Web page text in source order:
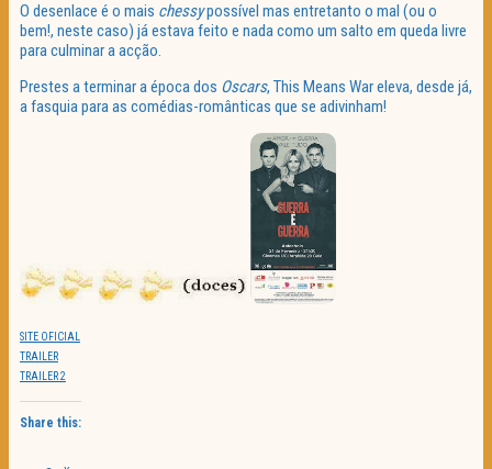
O desenlace é o mais chessypossível mas entretanto o mal (ou o
bem!, neste caso) já estava feito e nada como um salto em queda livre
para culminar a acção.
Prestes a terminar a época dos Oscars, This Means War eleva, desde já,
a fasquia para as comédias-românticas que se adivinham!
SITE OFICIAL
TRAILER
TRAILER 2
Share this: